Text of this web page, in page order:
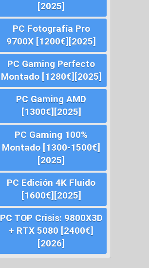
[2025]
PC Fotografía Pro
9700X [1200€][2025]
PC Gaming Perfecto
Montado [1280€][2025]
PC Gaming AMD
[1300€][2025]
PC Gaming 100%
Montado [1300-1500€]
[2025]
PC Edición 4K Fluido
[1600€][2025]
PC TOP Crisis: 9800X3D
+ RTX 5080 [2400€]
[2026]